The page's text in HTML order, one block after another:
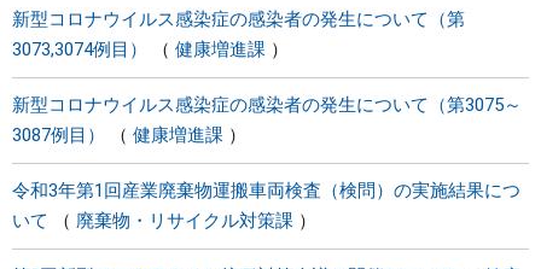
新型コロナウイルス感染症の感染者の発生について（第
3073,3074例目）
健康増進課
新型コロナウイルス感染症の感染者の発生について（第3075～
3087例目）
健康増進課
令和3年第1回産業廃棄物運搬車両検査（検問）の実施結果につ
いて
廃棄物・リサイクル対策課